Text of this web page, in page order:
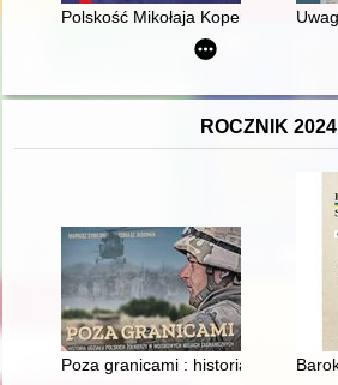
Polskość Mikołaja Kopernika z rodu
ROCZNIK 2024
Poza granicami : historia udziału